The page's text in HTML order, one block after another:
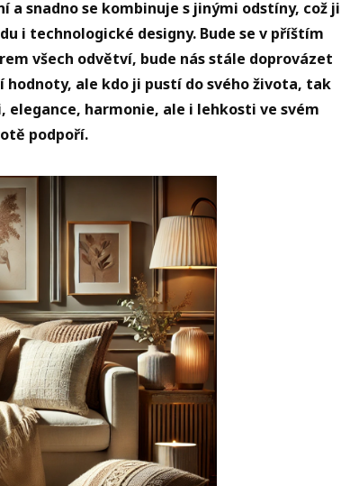
a snadno se kombinuje s jinými odstíny, což ji
i technologické designy. Bude se v příštím
všech odvětví, bude nás stále doprovázet
ale kdo ji pustí do svého života, tak
harmonie, ale i lehkosti ve svém
podpoří.